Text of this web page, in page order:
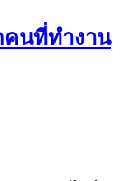
คนที่ทำงาน